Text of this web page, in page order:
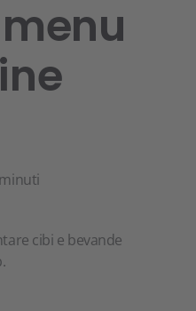
cibi e bevande